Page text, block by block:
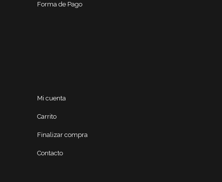
Forma de Pago
Mi cuenta
Carrito
Finalizar compra
Contacto